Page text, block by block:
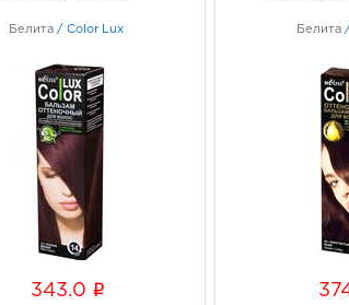
343.0
394006,
Воронеж,
График
Воронеж,
Белита /Color Lux
343.0 i
Белита